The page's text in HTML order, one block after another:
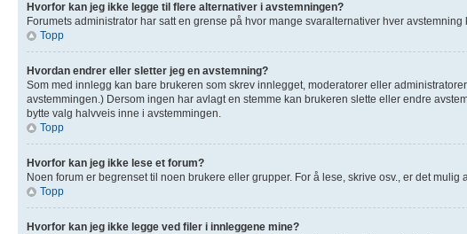
Hvorfor kan jeg ikke legge til flere alternativer i avstemningen?
Forumets administrator har satt en grense på hvor mange svaralternativer hver
Topp
Hvordan endrer eller sletter jeg en avstemning?
Som med innlegg kan bare brukeren som skrev innlegget, moderatorer eller
avstemmingen.) Dersom ingen har avlagt en stemme kan brukeren slette eller endre
bytte valg halvveis inne i avstemmingen.
Topp
Hvorfor kan jeg ikke lese et forum?
Noen forum er begrenset til noen brukere eller grupper. For å lese, skrive osv., er det
Topp
Hvorfor kan jeg ikke legge ved filer i innleggene mine?